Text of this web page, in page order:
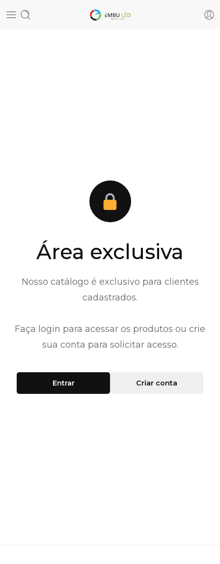
Área exclusiva
Nosso catálogo é exclusivo para clientes
cadastrados.
Faça login para acessar os produtos ou crie
sua conta para solicitar acesso.
Entrar Criar conta